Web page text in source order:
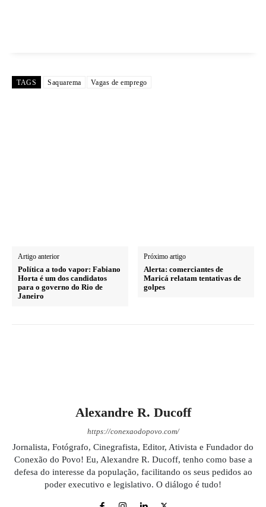
TAGS Saquarema Vagas de emprego
Artigo anterior
Política a todo vapor: Fabiano
Horta é um dos candidatos
para o governo do Rio de
Janeiro
Próximo artigo
Alerta: comerciantes de
Maricá relatam tentativas de
golpes
Alexandre R. Ducoff
https://conexaodopovo.com/
Jornalista, Fotógrafo, Cinegrafista, Editor, Ativista e Fundador do
Conexão do Povo! Eu, Alexandre R. Ducoff, tenho como base a
defesa do interesse da população, facilitando os seus pedidos ao
poder executivo e legislativo. O diálogo é tudo!